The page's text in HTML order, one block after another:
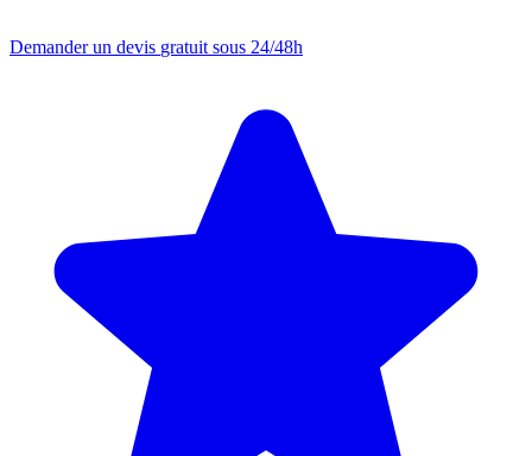
Demander un devis gratuit sous 24/48h